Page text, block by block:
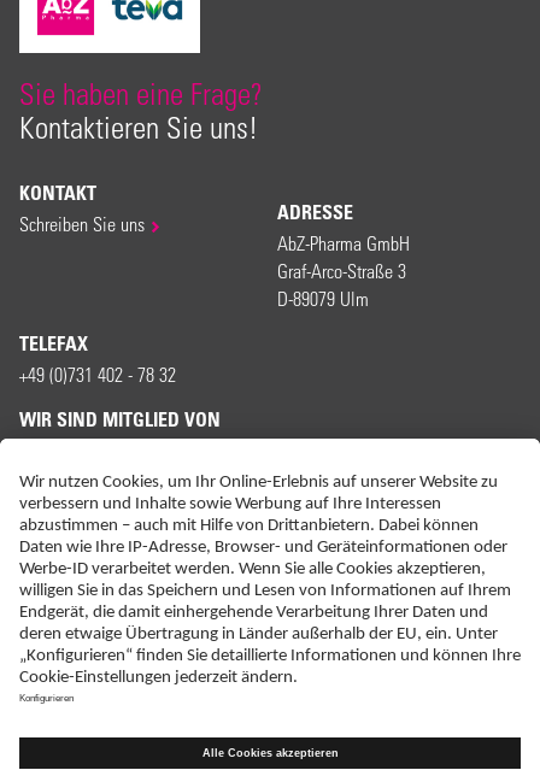
Sie haben eine Frage?
Kontaktieren Sie uns!
KONTAKT
Schreiben Sie uns ADRESSE
AbZ-Pharma GmbH
Graf-Arco-Straße 3
D-89079 Ulm
TELEFAX
+49 (0)731 402 - 78 32
WIR SIND MITGLIED VON
ERKLÄRUNG ZUR BARRIEREFREIHEIT
IMPRESSUM
KONTAKT
NEBENWIRKUNGSANZEIGEN